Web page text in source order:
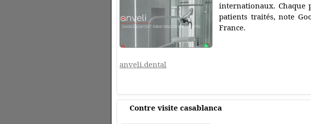
internationaux. Chaque
patients traités, note
France.
anveli.dental
Contre visite casablanca